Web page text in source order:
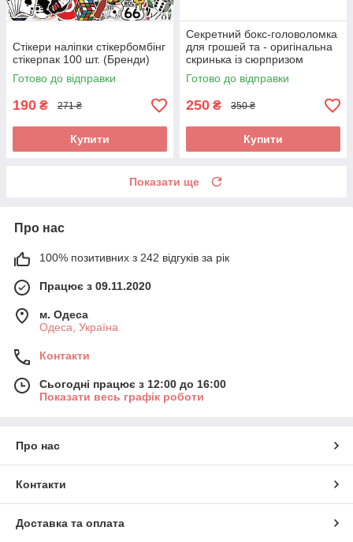
Стікери наліпки стікербомбінг
стікерпак 100 шт. (Бренди)
Готово до відправки
190 ₴ 271 ₴
Купити
Секретний бокс-головоломка
для грошей та - оригінальна
скринька із сюрпризом
Готово до відправки
250 ₴ 350 ₴
Купити
Показати ще
Про нас
100% позитивних з 242 відгуків за рік
Працює з 09.11.2020
м. Одеса
Одеса, Україна
Контакти
Сьогодні працює з 12:00 до 16:00
Показати весь графік роботи
Про нас
Контакти
Доставка та оплата